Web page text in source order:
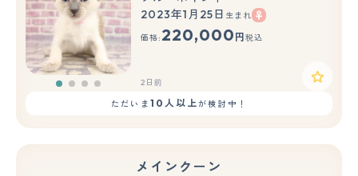
2023年1月25日 生まれ
価格: 220,000 円 税込
2日前
ただいま 10人以上が検討中！
メインクーン